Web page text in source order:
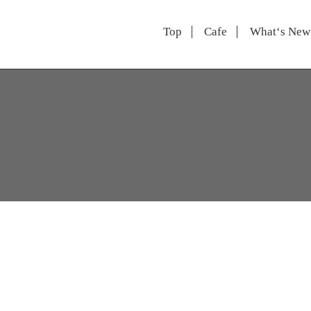
Top Cafe What‘s New